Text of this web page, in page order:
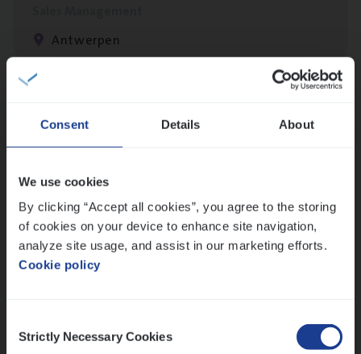
Consent Details About
We use cookies
By clicking “Accept all cookies”, you agree to the storing
of cookies on your device to enhance site navigation,
analyze site usage, and assist in our marketing efforts.
Cookie policy
Selection
Strictly Necessary Cookies
Antwerpen
Lees onze verhalen
Meer dan collega’s: hoe Julie en Aurélie elkaar
Mathias houdt van diepgaande dossiers én droge
humor
Thalia zoekt graag oplossingen, in games én op het
werk
Ons sollicitatieproces